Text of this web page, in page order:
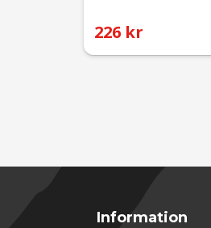
226 kr
Information